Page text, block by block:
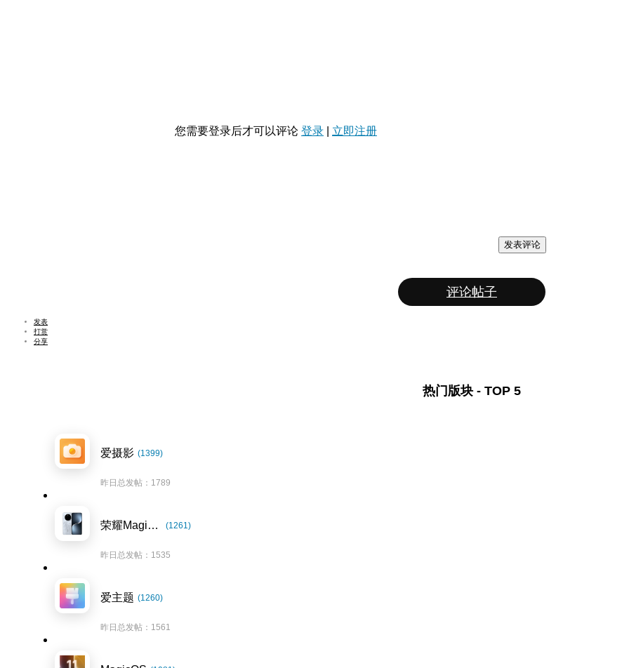
您需要登录后才可以评论 登录 立即注册
发表评论
评论帖子
发表
打赏
分享
热门版块 - TOP 5
爱摄影 (1399)
昨日总发帖：1789
荣耀Magic7系列 (1261)
昨日总发帖：1535
爱主题 (1260)
昨日总发帖：1561